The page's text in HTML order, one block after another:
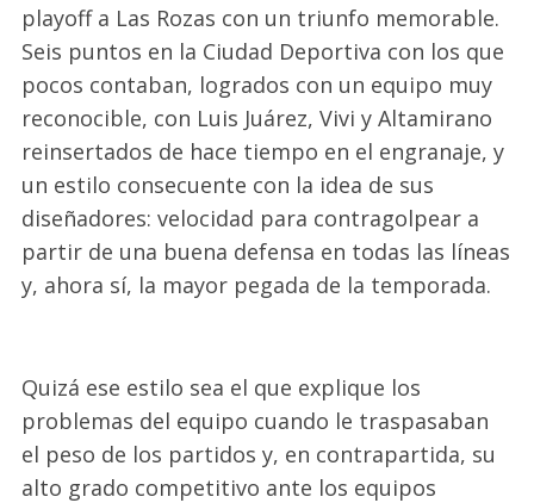
playoffa Las Rozas con un triunfo memorable.
Seis puntos en la Ciudad Deportiva con los que
pocos contaban, logrados con un equipo muy
reconocible, con Luis Juárez,Vivi y Altamirano
reinsertados de hace tiempo en el engranaje,y
un estilo consecuente con la idea de sus
diseñadores: velocidad para contragolpear a
partir de una buena defensa en todas las líneas
y, ahora sí, la mayor pegada de la temporada.
Quizá ese estilo sea el que explique los
problemas del equipo cuando le traspasaban
el peso de los partidos y, en contrapartida, su
alto grado competitivo ante los equipos